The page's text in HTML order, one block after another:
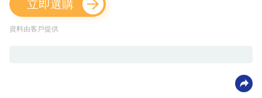
立即選購
資料由客戶提供